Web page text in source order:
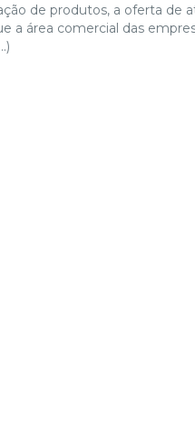
de produtos, a oferta de
a área comercial das